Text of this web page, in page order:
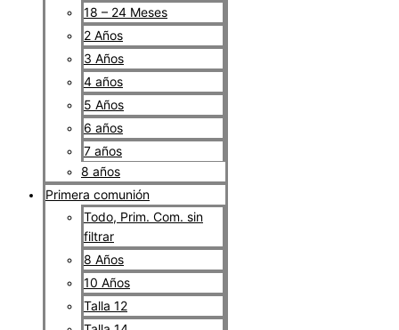
18 – 24 Meses
2 Años
3 Años
4 años
5 Años
6 años
7 años
8 años
Primera comunión
Todo, Prim. Com. sin
filtrar
8 Años
10 Años
Talla 12